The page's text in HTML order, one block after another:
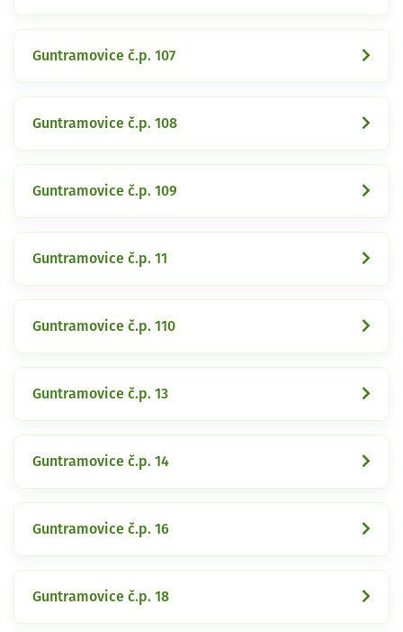
Guntramovice č.p. 107
Guntramovice č.p. 108
Guntramovice č.p. 109
Guntramovice č.p. 11
Guntramovice č.p. 110
Guntramovice č.p. 13
Guntramovice č.p. 14
Guntramovice č.p. 16
Guntramovice č.p. 18